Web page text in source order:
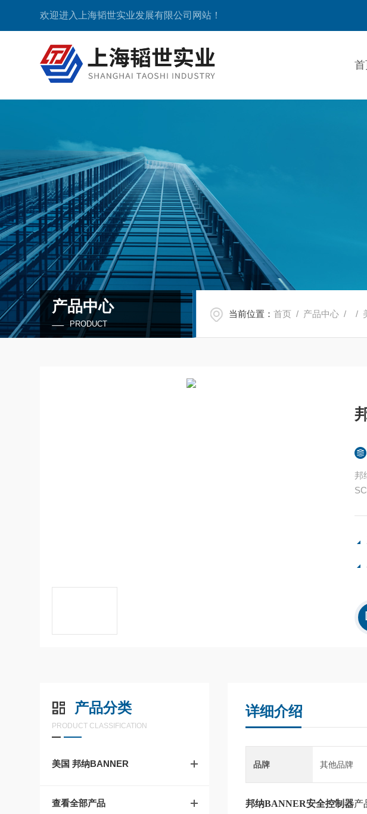
欢迎进入上海韬世实业发展有限公司网站！
首
产品中心
PRODUCT
当前位置：首页 / 产品中心 / /
邦
产品分类
PRODUCT CLASSIFICATION
美国 邦纳BANNER
查看全部产品
详细介绍
品牌 其他品牌
邦纳BANNER安全控制器产